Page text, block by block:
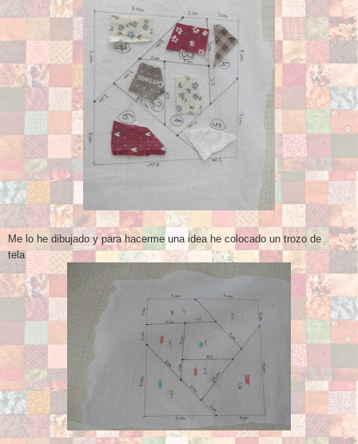
Me lo he dibujado y para hacerme una idea he colocado un trozo de
tela